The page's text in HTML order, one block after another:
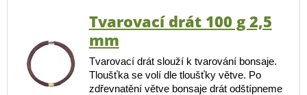
Tvarovací drát 100 g 2,5
mm
Tvarovací drát slouží k tvarování bonsaje.
Tloušťka se volí dle tloušťky větve. Po
zdřevnatění větve bonsaje drát odštípneme